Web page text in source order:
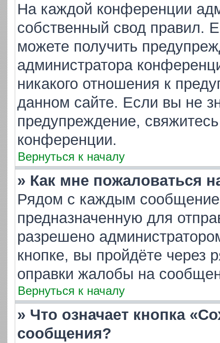
На каждой конференции
собственный свод правил.
можете получить
администратора
никакого отношения к
данном сайте. Если вы не
предупреждение,
конференции.
Вернуться к началу
» Как мне пожаловаться
Рядом с каждым
предназначенную для
разрешено
кнопке, вы пройдёте через
оправки жалобы на
Вернуться к началу
» Что означает кнопка
сообщения?